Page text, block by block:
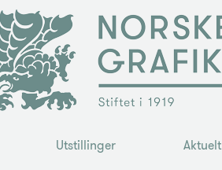
Utstillinger Aktuelt
Utstillinger Aktuelt